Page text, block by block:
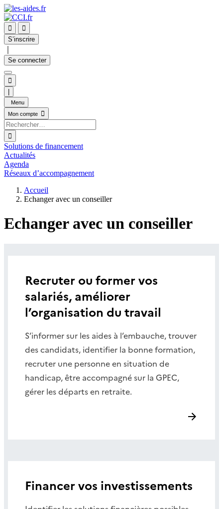


S’inscrire
Se connecter

Menu
Mon compte


Solutions de financement
Actualités
Agenda
Réseaux d’accompagnement
Accueil
Echanger avec un conseiller
Echanger avec un conseiller